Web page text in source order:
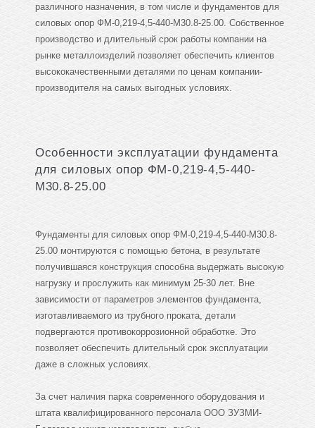
различного назначения, в том числе и фундаментов для
силовых опор ФМ-0,219-4,5-440-М30.8-25.00. Собственное
производство и длительный срок работы компании на
рынке металлоизделий позволяет обеспечить клиентов
высококачественными деталями по ценам компании-
производителя на самых выгодных условиях.
Особенности эксплуатации фундамента
для силовых опор ФМ-0,219-4,5-440-
М30.8-25.00
Фундаменты для силовых опор ФМ-0,219-4,5-440-М30.8-
25.00 монтируются с помощью бетона, в результате
получившаяся конструкция способна выдержать высокую
нагрузку и прослужить как минимум 25-30 лет. Вне
зависимости от параметров элементов фундамента,
изготавливаемого из трубного проката, детали
подвергаются противокоррозионной обработке. Это
позволяет обеспечить длительный срок эксплуатации
даже в сложных условиях.
За счет наличия парка современного оборудования и
штата квалифицированного персонала ООО ЗУЗМИ-